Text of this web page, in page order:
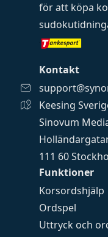
Funktioner
Korsordshjälp
Ordspel
Uttryck och
för att köpa
Kontakt
Keesing
Sinovum
111 60